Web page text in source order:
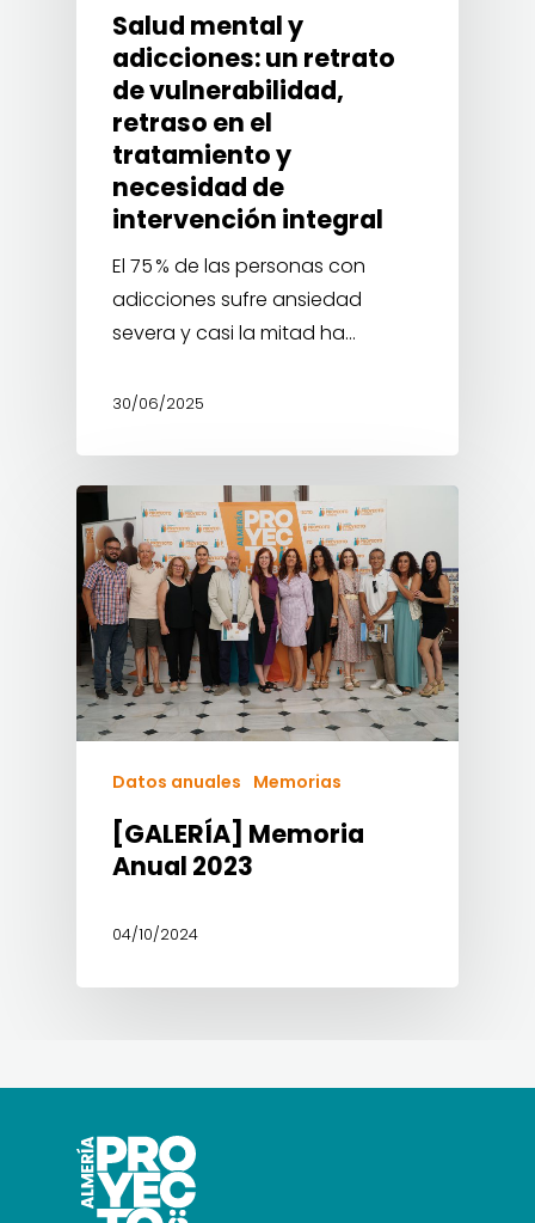
Salud mental y
adicciones: un retrato
de vulnerabilidad,
retraso en el
tratamiento y
necesidad de
intervención integral
El 75 % de las personas con
adicciones sufre ansiedad
severa y casi la mitad ha…
30/06/2025
Datos anuales Memorias
[GALERÍA] Memoria
Anual 2023
04/10/2024